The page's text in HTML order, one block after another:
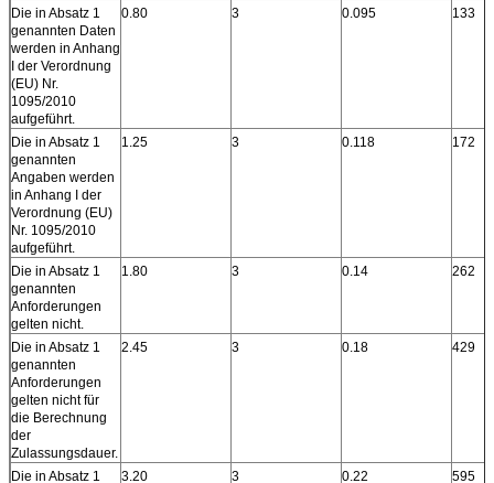
Die in Absatz 1
genannten Daten
werden in Anhang
I der Verordnung
(EU) Nr.
1095/2010
aufgeführt.
0.80 3 0.095 133
Die in Absatz 1
genannten
Angaben werden
in Anhang I der
Verordnung (EU)
Nr. 1095/2010
aufgeführt.
1.25 3 0.118 172
Die in Absatz 1
genannten
Anforderungen
gelten nicht.
1.80 3 0.14 262
Die in Absatz 1
genannten
Anforderungen
gelten nicht für
die Berechnung
der
Zulassungsdauer.
2.45 3 0.18 429
Die in Absatz 1
3.20 3 0.22 595